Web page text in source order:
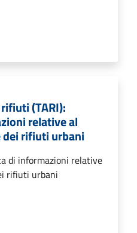
(TARI):
relative al
rifiuti urbani
di informazioni relative
rifiuti urbani